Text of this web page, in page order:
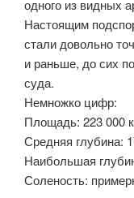
одного из видных
Настоящим
стали довольно
и раньше, до сих
суда.
Немножко цифр:
Площадь: 223 000
Средняя глубина:
Наибольшая
Соленость: